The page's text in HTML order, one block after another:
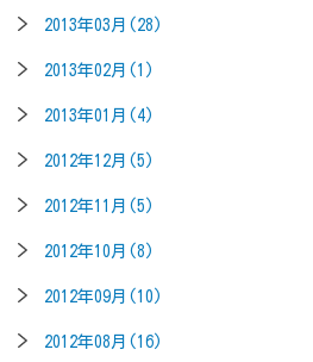
2013年03月(28)
2013年02月(1)
2013年01月(4)
2012年12月(5)
2012年11月(5)
2012年10月(8)
2012年09月(10)
2012年08月(16)